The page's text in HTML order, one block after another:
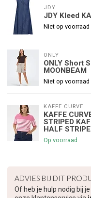
JDY
JDY Kleed
Niet op voorraad
ONLY
ONLY Short
MOONBEAM
Niet op voorraad
KAFFE CURVE
KAFFE
STRIPED
HALF
Op voorraad
ADVIES BIJ DIT
Of heb je hulp nodig bij